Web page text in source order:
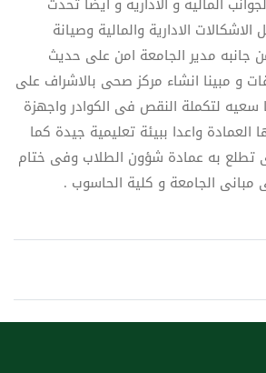
الادارية والمالية وصيانة
جانبه مدير الجامعة امن على حديث
و مبينا انشاء مركز صحى بالاشراف على
سعيه لتكملة النقص فى الكوادر واجهزة
العمادة واعدا ببيئة تعليمية جيدة كما
تطلع به عمادة شؤون الطلاب وفى ختام
مبانى الجامعة و كلية الحاسوب .